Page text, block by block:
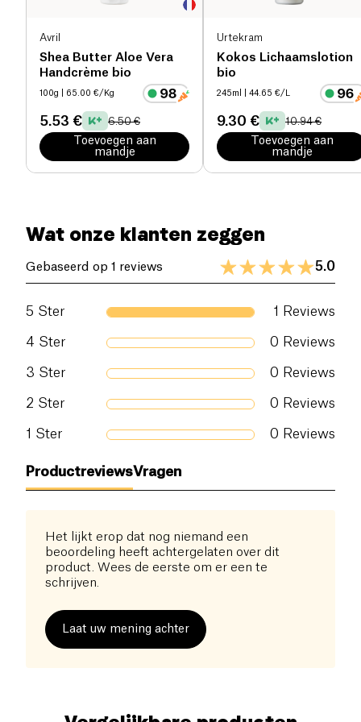
Avril
Shea Butter Aloe Vera
Handcrème bio
100g | 65.00 €/Kg
5.53 € 6.50 €
Toevoegen aan
mandje
Urtekram
Kokos Lichaamslotion
bio
245ml | 44.65 €/L
9.30 € 10.94 €
Toevoegen aan
mandje
Wat onze klanten zeggen
Gebaseerd op 1 reviews 5.0
5 Ster 1 Reviews
4 Ster 0 Reviews
3 Ster 0 Reviews
2 Ster 0 Reviews
1 Ster 0 Reviews
ProductreviewsVragen
Het lijkt erop dat nog niemand een
beoordeling heeft achtergelaten over dit
product. Wees de eerste om er een te
schrijven.
Laat uw mening achter